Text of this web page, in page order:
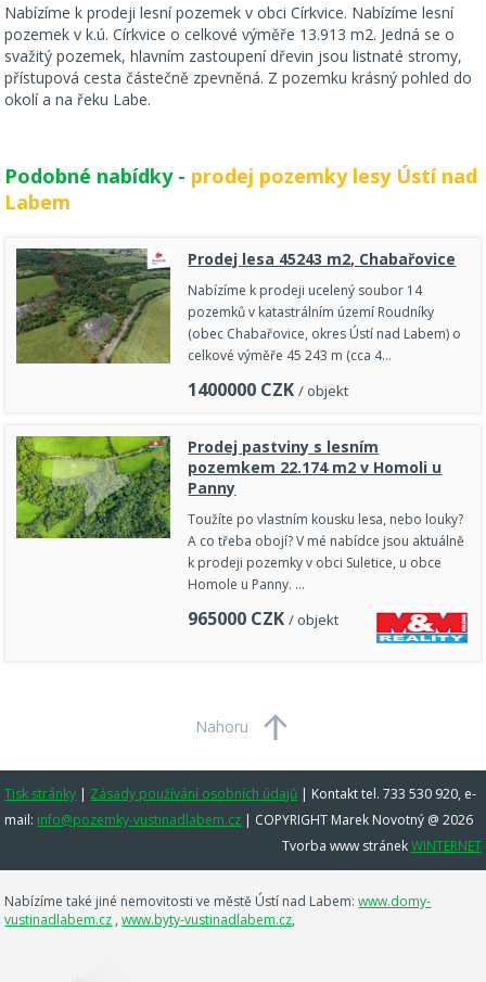
Nabízíme k prodeji lesní pozemek v obci Církvice. Nabízíme lesní
pozemek v k.ú. Církvice o celkové výměře 13.913 m2. Jedná se o
svažitý pozemek, hlavním zastoupení dřevin jsou listnaté stromy,
přístupová cesta částečně zpevněná. Z pozemku krásný pohled do
okolí a na řeku Labe.
Podobné nabídky - prodej pozemky lesy Ústí nad
Labem
Prodej lesa 45243 m2, Chabařovice
Nabízíme k prodeji ucelený soubor 14
pozemků v katastrálním území Roudníky
(obec Chabařovice, okres Ústí nad Labem) o
celkové výměře 45 243 m (cca 4…
1400000 CZK / objekt
Prodej pastviny s lesním
pozemkem 22.174 m2 v Homoli u
Panny
Toužíte po vlastním kousku lesa, nebo louky?
A co třeba obojí? V mé nabídce jsou aktuálně
k prodeji pozemky v obci Suletice, u obce
Homole u Panny. …
965000 CZK / objekt
Nahoru
Tisk stránky | Zásady používání osobních údajů | Kontakt tel. 733 530 920, e-
mail: info@pozemky-vustinadlabem.cz | COPYRIGHT Marek Novotný @ 2026
Tvorba www stránekWINTERNET
Nabízíme také jiné nemovitosti ve městě Ústí nad Labem:www.domy-
vustinadlabem.cz ,www.byty-vustinadlabem.cz,